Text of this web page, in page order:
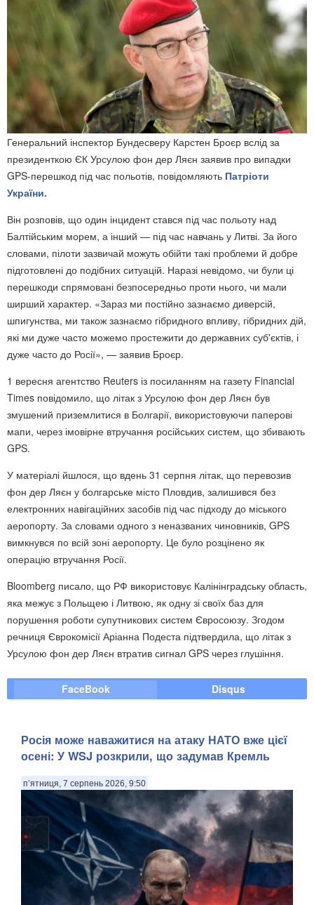
Генеральний інспектор Бундесверу Карстен Броєр вслід за
президенткою ЄК Урсулою фон дер Ляєн заявив про випадки
GPS-перешкод під час польотів, повідомляють Патріоти
України.
Він розповів, що один інцидент стався під час польоту над
Балтійським морем, а інший — під час навчань у Литві. За його
словами, пілоти зазвичай можуть обійти такі проблеми й добре
підготовлені до подібних ситуацій. Наразі невідомо, чи були ці
перешкоди спрямовані безпосередньо проти нього, чи мали
ширший характер. «Зараз ми постійно зазнаємо диверсій,
шпигунства, ми також зазнаємо гібридного впливу, гібридних дій,
які ми дуже часто можемо простежити до державних суб'єктів, і
дуже часто до Росії», — заявив Броєр.
1 вересня агентство Reuters із посиланням на газету Financial
Times повідомило, що літак з Урсулою фон дер Ляєн був
змушений приземлитися в Болгарії, використовуючи паперові
мапи, через імовірне втручання російських систем, що збивають
GPS.
У матеріалі йшлося, що вдень 31 серпня літак, що перевозив
фон дер Ляєн у болгарське місто Пловдив, залишився без
електронних навігаційних засобів під час підходу до міського
аеропорту. За словами одного з неназваних чиновників, GPS
вимкнувся по всій зоні аеропорту. Це було розцінено як
операцію втручання Росії.
Bloomberg писало, що РФ використовує Калінінградську область,
яка межує з Польщею і Литвою, як одну зі своїх баз для
порушення роботи супутникових систем Євросоюзу. Згодом
речниця Єврокомісії Аріанна Подеста підтвердила, що літак з
Урсулою фон дер Ляєн втратив сигнал GPS через глушіння.
FaceBook Disqus
Росія може наважитися на атаку НАТО вже цієї
осені: У WSJ розкрили, що задумав Кремль
п’ятниця, 7 серпень 2026, 9:50